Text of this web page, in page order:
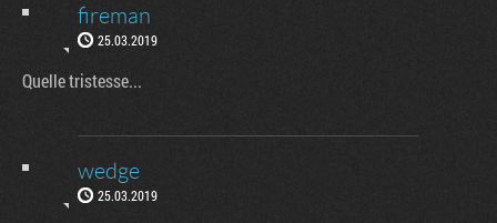
fireman
25.03.2019
Quelle tristesse...
wedge
25.03.2019